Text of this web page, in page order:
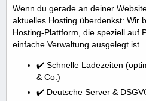
Wenn du gerade an deiner
aktuelles Hosting überdenkst: Wir
Hosting-Plattform, die speziell auf
einfache Verwaltung ausgelegt ist.
✔️ Schnelle Ladezeiten
& Co.)
✔️ Deutsche Server &